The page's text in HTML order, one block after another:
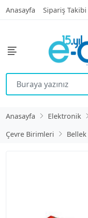
Anasayfa Sipariş Takibi
Anasayfa Elektronik
Çevre Birimleri
Bellek